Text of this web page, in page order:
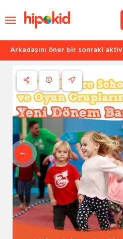
Arkadaşını öner bir sonraki